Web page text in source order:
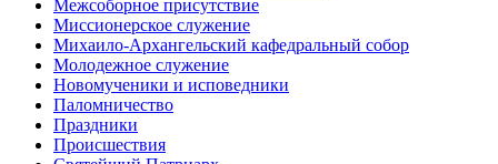
Межсоборное присутствие
Миссионерское служение
Михаило-Архангельский кафедральный собор
Молодежное служение
Новомученики и исповедники
Паломничество
Праздники
Происшествия